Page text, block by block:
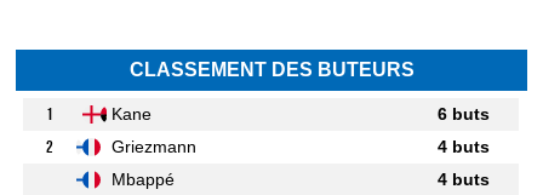
CLASSEMENT DES BUTEURS
1 Kane
6 buts
2
Griezmann
4 buts
Mbappé
4 buts